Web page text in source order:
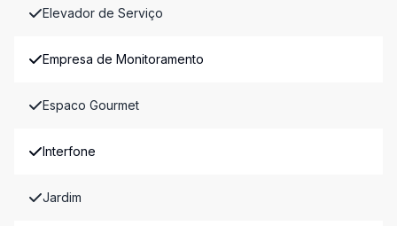
Elevador de Serviço
Empresa de Monitoramento
Espaco Gourmet
Interfone
Jardim